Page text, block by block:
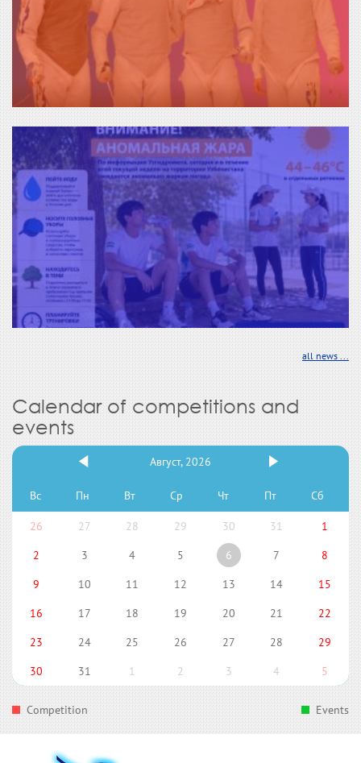
all news ...
Calendar of competitions and
events
Август, 2026
Вс Пн Вт Ср Чт Пт Сб
26 27 28 29 30 31
1
2
3 4 5 6 7
8
9
10 11 12 13 14
15
16
17 18 19 20 21
22
23
24 25 26 27 28
29
30
31 1 2 3 4 5
Competition Events